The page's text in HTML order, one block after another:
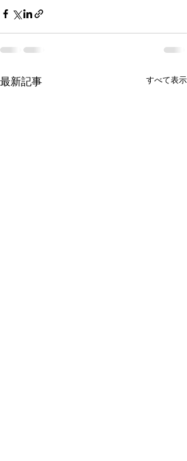
最新記事 すべて表示